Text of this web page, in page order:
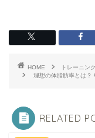
HOME
トレーニン
理想の体脂肪率とは
RELATED